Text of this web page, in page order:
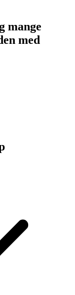
mange
med